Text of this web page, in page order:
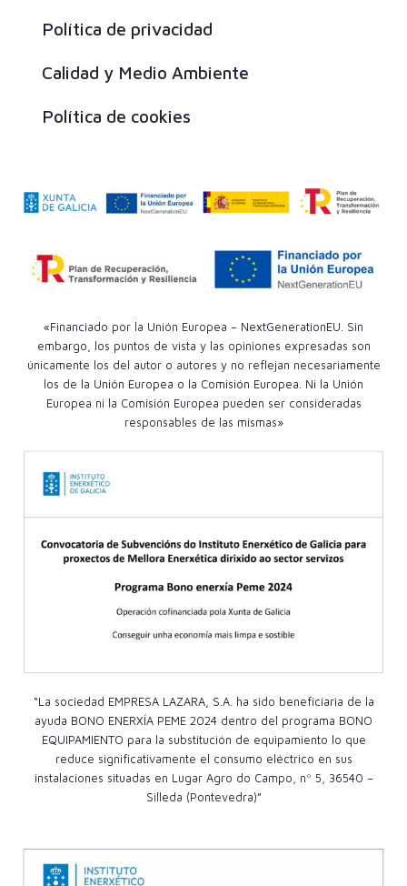
Política de privacidad
Calidad y Medio Ambiente
Política de cookies
«Financiado por la Unión Europea – NextGenerationEU. Sin
embargo, los puntos de vista y las opiniones expresadas son
únicamente los del autor o autores y no reflejan necesariamente
los de la Unión Europea o la Comisión Europea. Ni la Unión
Europea ni la Comisión Europea pueden ser consideradas
responsables de las mismas»
“La sociedad EMPRESA LAZARA, S.A. ha sido beneficiaria de la
ayuda BONO ENERXÍA PEME 2024 dentro del programa BONO
EQUIPAMIENTO para la substitución de equipamiento lo que
reduce significativamente el consumo eléctrico en sus
instalaciones situadas en Lugar Agro do Campo, nº 5, 36540 –
Silleda (Pontevedra)”